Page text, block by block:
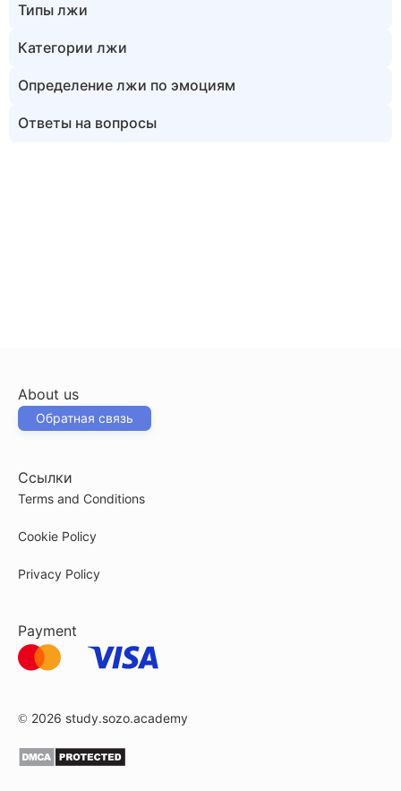
Типы лжи
Категории лжи
Определение лжи по эмоциям
Ответы на вопросы
About us
Обратная связь
Ссылки
Terms and Conditions
Cookie Policy
Privacy Policy
Payment
© 2026 study.sozo.academy